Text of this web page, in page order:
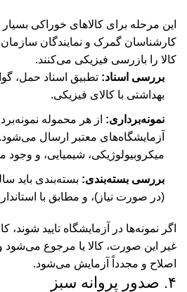
این مرحله برای کالاهای خوراکی
کارشناسان گمرک و نمایندگان سازمان
کالا را بازرسی فیزیکی می‌کنند.
بررسی اسناد: تطبیق اسناد حمل،
بهداشتی با کالای فیزیکی.
نمونه‌برداری: از هر محموله
آزمایشگاه‌های معتبر ارسال
میکروبیولوژیکی، شیمیایی، و
بررسی بسته‌بندی: بسته‌بندی باید
(در صورت نیاز)، و مطابق با
اگر نمونه‌ها در آزمایشگاه تایید شوند،
غیر این صورت، کالا یا مرجوع می‌شود
اصلاح و مجدداً آزمایش می‌شود.
۴. صدور پروانه سبز